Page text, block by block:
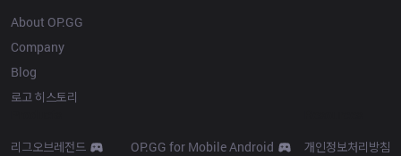
About OP.GG
Company
Blog
로고 히스토리
리그오브레전드
OP.GG for Mobile Android
개인정보처리방침